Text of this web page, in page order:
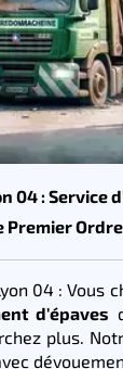
04 : Service
Premier
04 : Vous
d'épaves
plus.